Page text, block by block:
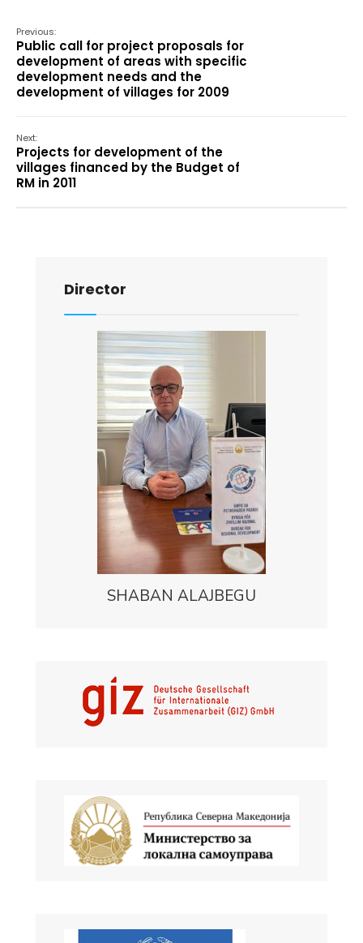
Previous:
Public call for project proposals for
development of areas with specific
development needs and the
development of villages for 2009
Next:
Projects for development of the
villages financed by the Budget of
RM in 2011
Director
SHABAN ALAJBEGU